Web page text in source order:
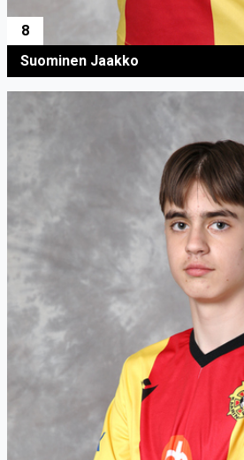
8
Suominen Jaakko